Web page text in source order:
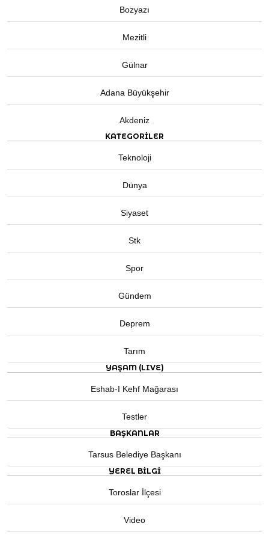
Bozyazı
Mezitli
Gülnar
Adana Büyükşehir
Akdeniz
KATEGORİLER
Teknoloji
Dünya
Siyaset
Stk
Spor
Gündem
Deprem
Tarım
YAŞAM (LIVE)
Eshab-I Kehf Mağarası
Testler
BAŞKANLAR
Tarsus Belediye Başkanı
YEREL BILGI
Toroslar İlçesi
Video